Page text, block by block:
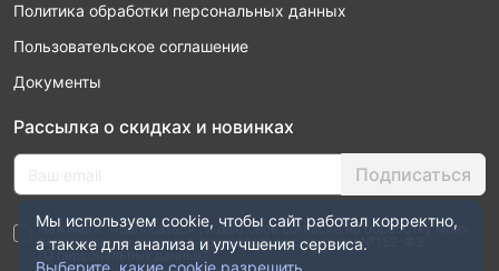
Политика обработки персональных данных
Пользовательское соглашение
Документы
Рассылка о скидках и новинках
Подписаться
Нажимая “Подписаться”, я даю свое согласие на обработку моих
персональных данных в соответствии с законом №152-ФЗ
“О персональных данных”
Мы используем cookie, чтобы сайт работал корректно,
а также для анализа и улучшения сервиса.
Выберите, какие cookie разрешить